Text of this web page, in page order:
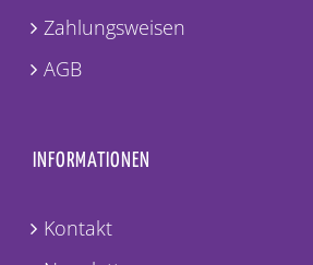
Zahlungsweisen
AGB
INFORMATIONEN
Kontakt